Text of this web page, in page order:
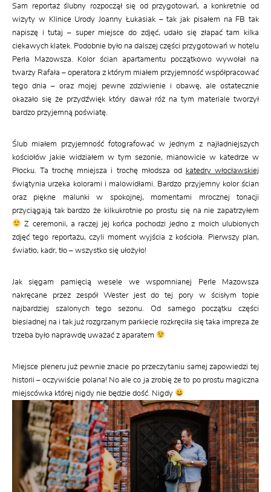
Sam reportaż ślubny rozpoczął się od przygotowań, a konkretnie od
wizyty w Klinice Urody Joanny Łukasiak – tak jak pisałem na FB tak
napiszę i tutaj – super miejsce do zdjęć, udało się złapać tam kilka
ciekawych klatek. Podobnie było na dalszej części przygotowań w hotelu
Perła Mazowsza. Kolor ścian apartamentu początkowo wywołał na
twarzy Rafała – operatora z którym miałem przyjemność współpracować
tego dnia – oraz mojej pewne zdziwienie i obawę, ale ostatecznie
okazało się że przydźwięk który dawał róż na tym materiale tworzył
bardzo przyjemną poświatę.
Ślub miałem przyjemność fotografować w jednym z najładniejszych
kościołów jakie widziałem w tym sezonie, mianowicie w katedrze w
Płocku. Ta trochę mniejsza i trochę młodsza od katedry włocławskiej
świątynia urzeka kolorami i malowidłami. Bardzo przyjemny kolor ścian
oraz piękne malunki w spokojnej, momentami mrocznej tonacji
przyciągają tak bardzo że kilkukrotnie po prostu się na nie zapatrzyłem
Z ceremonii, a raczej jej końca pochodzi jedno z moich ulubionych
zdjęć tego reportażu, czyli moment wyjścia z kościoła. Pierwszy plan,
światło, kadr, tło – wszystko się ułożyło!
Jak sięgam pamięcią wesele we wspomnianej Perle Mazowsza
nakręcane przez zespół Wester jest do tej pory w ścisłym topie
najbardziej szalonych tego sezonu. Od samego początku części
biesiadnej na i tak już rozgrzanym parkiecie rozkręciła się taka impreza że
trzeba było naprawdę uważać z aparatem
Miejsce pleneru już pewnie znacie po przeczytaniu samej zapowiedzi tej
historii – oczywiście polana! No ale co ja zrobię że to po prostu magiczna
miejscówka której nigdy nie będzie dość. Nigdy